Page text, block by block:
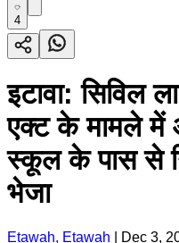
4
इटावा: सिविल
एक्ट के मामले में
स्कूल के पास से
भेजा
Etawah, Etawah
Dec 3,